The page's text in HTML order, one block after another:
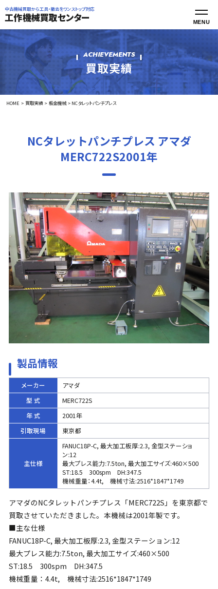
中古機械買取から工具・撤去をワンストップ対応
工作機械買取センター
ACHIEVEMENTS
買取実績
HOME 買取実績 板金機械 NCタレットパンチプレス
NCタレットパンチプレス アマダ
MERC722S2001年
製品情報
メーカー
アマダ
型 式
MERC722S
年 式
2001年
引取現場
東京都
主仕様
FANUC18P-C, 最大加工板厚:2.3, 金型ステーショ
ン:12
最大プレス能力:7.5ton, 最大加工サイズ:460×500
ST:18.5 300spm DH:347.5
機械重量：4.4t, 機械寸法:2516*1847*1749
アマダのNCタレットパンチプレス「MERC722S」を東京都で
買取させていただきました。本機械は2001年製です。
■主な仕様
FANUC18P-C, 最大加工板厚:2.3, 金型ステーション:12
最大プレス能力:7.5ton, 最大加工サイズ:460×500
ST:18.5 300spm DH:347.5
機械重量：4.4t, 機械寸法:2516*1847*1749